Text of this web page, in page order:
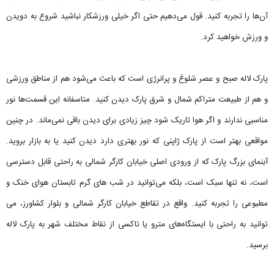
آن‌ها را تجربه کنید. قول می‌دهیم حتی اگر خیلی ورزشکار نباشید شروع به دویدن
و ورزش خواهید کرد.
پارک لاله صبح و عصر شلوغ و پرانرژی است که باعث می‌شود هم از مناطق ورزشی
و هم از طبیعت متراکم شمال و شرق پارک دیدن کنید. متاسفانه این قسمت‌ها نور
مناسبی ندارند و اگر هوا تاریک شود چیز زیادی برای دیدن باقی نمی‌ماند. در چنین
مواقعی بهتر است از پارک ژاپنی که نور بهتری دارد دیدن کنید یا به بازار بروید.
آبنمای بزرگ پارک که از ورودی اصلی خیابان کارگر شمالی به راحتی قابل دسترسی
است، نه تنها سبک است، بلکه می‌توانید در شب های گرم تابستان هوای خنک و
مطبوعی را تجربه کنید. واقع در تقاطع خیابان کارگر شمالی و بلوار کشاورز، می
توانید به راحتی با ایستگاه‌های مترو یا تاکسی از نقاط مختلف شهر به پارک لاله
برسید.